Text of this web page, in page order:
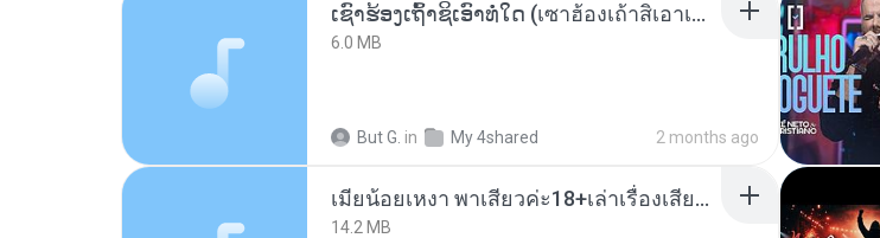
ເຊົາຮ້ອງເຖົ້າຊິເອົາທໍ່ໃດ (เซาฮ้องเถ้าสิเอาเท่าใด) ບຸນເກີດ ຫນູຫ່ວງ ft. ໂສພາ ຈຸນທະລາ
6.0 MB
But G. in My 4shared 2 months ago
เมียน้อยเหงา พาเสียวค่ะ18+เล่าเรื่องเสียว.mp3
14.2 MB